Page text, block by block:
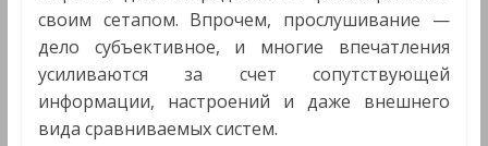
своим сетапом. Впрочем, прослушивание —
дело субъективное, и многие впечатления
усиливаются за счет сопутствующей
информации, настроений и даже внешнего
вида сравниваемых систем.